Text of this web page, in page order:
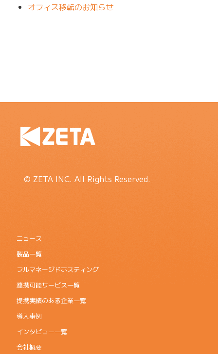
オフィス移転のお知らせ
© ZETA INC. All Rights Reserved.
ニュース
製品一覧
フルマネージドホスティング
連携可能サービス一覧
提携実績のある企業一覧
導入事例
インタビュー一覧
会社概要